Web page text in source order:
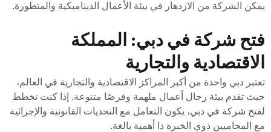
يمكن الشركة من الازدهار في بيئة الأعمال الديناميكية والمتطورة.
فتح شركة في دبي: المملكة
الاقتصادية والتجارية
تعتبر دبي واحدة من أكبر المراكز الاقتصادية والتجارية في العالم،
حيث تقدم بيئة رجال أعمال ملهمة وفرصًا متنوعة. إذا كنت تخطط
لفتح شركة في دبي، يكون التعامل مع التحديات القانونية والإجرائية
مع المحاميين ذوي الخبرة ذا أهمية بالغة.